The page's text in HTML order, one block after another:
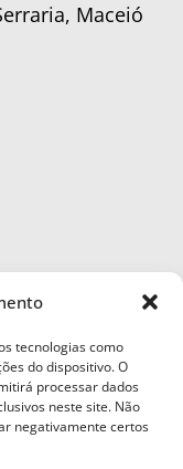
tecnologias como
do dispositivo. O
processar dados
neste site. Não
negativamente certos
Maceió